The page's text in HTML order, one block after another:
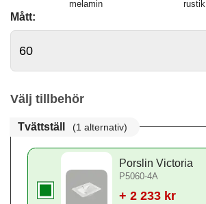
melamin
rustik
Mått:
Välj tillbehör
Tvättställ (1 alternativ)
Porslin Victoria
P5060-4A
+ 2 233 kr